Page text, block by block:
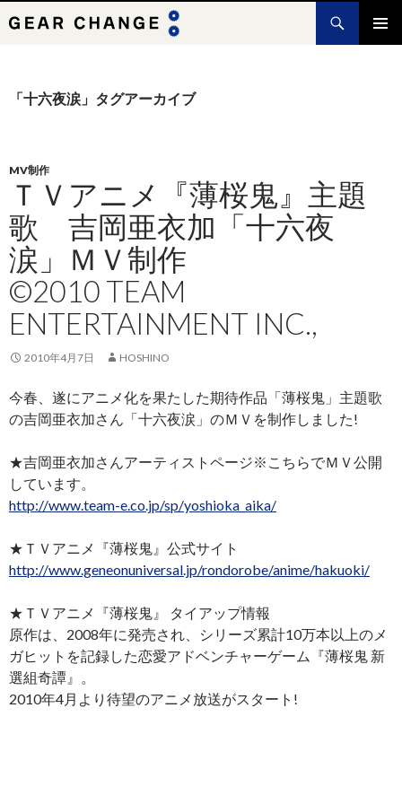
検
索
ン
キ
ッ
「十六夜涙」タグアーカイブ
MV制作
ＴＶアニメ『薄桜鬼』主題
歌 吉岡亜衣加「十六夜
涙」ＭＶ制作
©2010 TEAM
ENTERTAINMENT INC.,
2010年4月7日 HOSHINO
今春、遂にアニメ化を果たした期待作品「薄桜鬼」主題歌
の吉岡亜衣加さん「十六夜涙」のＭＶを制作しました!
★吉岡亜衣加さんアーティストページ※こちらでＭＶ公開
しています。
http://www.team-e.co.jp/sp/yoshioka_aika/
★ＴＶアニメ『薄桜鬼』公式サイト
http://www.geneonuniversal.jp/rondorobe/anime/hakuoki/
★ＴＶアニメ『薄桜鬼』 タイアップ情報
原作は、2008年に発売され、シリーズ累計10万本以上のメ
ガヒットを記録した恋愛アドベンチャーゲーム『薄桜鬼 新
選組奇譚』。
2010年4月より待望のアニメ放送がスタート!